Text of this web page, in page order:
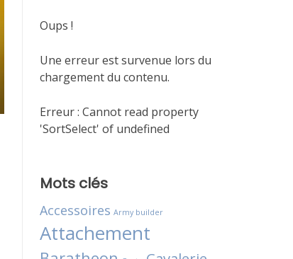
Oups !
Une erreur est survenue lors du
chargement du contenu.
Erreur : Cannot read property
'SortSelect' of undefined
Mots clés
Accessoires Army builder
Attachement